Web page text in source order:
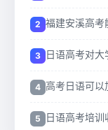
福建安溪高考
日语高考对大
高考日语可以
日语高考培